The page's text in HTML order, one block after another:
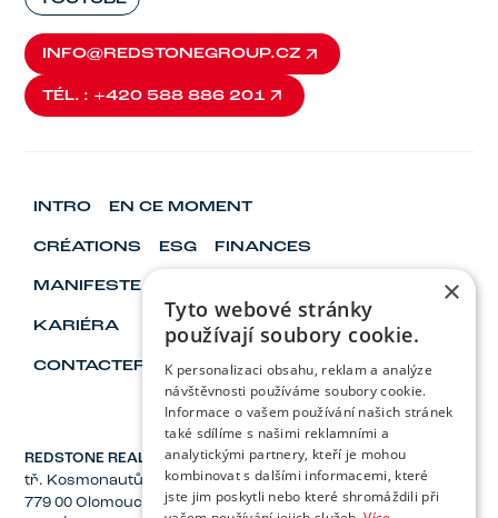
INFO@REDSTONEGROUP.CZ
INFO@REDSTONEGROUP.CZ
TÉL. : +420 588 886 201
TÉL. : +420 588 886 201
REDSTONE REAL ESTATE, Inc.
tř. Kosmonautů 1221/2a
779 00 Olomouc
INTRO EN CE MOMENT
CRÉATIONS ESG FINANCES
MANIFESTE
KARIÉRA
CONTACTER
×
Tyto webové stránky
používají soubory cookie.
K personalizaci obsahu, reklam a analýze
návštěvnosti používáme soubory cookie.
Informace o vašem používání našich stránek
také sdílíme s našimi reklamními a
analytickými partnery, kteří je mohou
kombinovat s dalšími informacemi, které
jste jim poskytli nebo které shromáždili při